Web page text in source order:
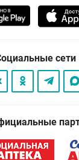
сети